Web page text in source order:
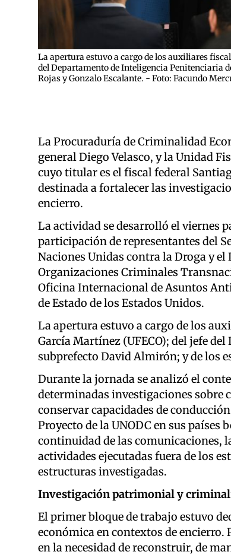
La apertura estuvo a cargo de los auxiliares
del Departamento de Inteligencia Penitenciaria
Rojas y Gonzalo Escalante. - Foto: Facundo
La Procuraduría de Criminalidad
general Diego Velasco, y la Unidad
cuyo titular es el fiscal federal
destinada a fortalecer las
encierro.
La actividad se desarrolló el viernes
participación de representantes del
Naciones Unidas contra la Droga y el
Organizaciones Criminales
Oficina Internacional de Asuntos
de Estado de los Estados Unidos.
La apertura estuvo a cargo de los
García Martínez (UFECO); del jefe
subprefecto David Almirón; y de los
Durante la jornada se analizó el
determinadas investigaciones sobre
conservar capacidades de
Proyecto de la UNODC en sus países
continuidad de las comunicaciones,
actividades ejecutadas fuera de los
estructuras investigadas.
Investigación patrimonial y
El primer bloque de trabajo estuvo
económica en contextos de encierro.
en la necesidad de reconstruir, de